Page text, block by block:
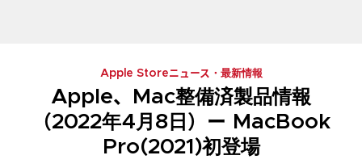
Apple Storeニュース・最新情報
Apple、Mac整備済製品情報
（2022年4月8日）ー MacBook
Pro(2021)初登場